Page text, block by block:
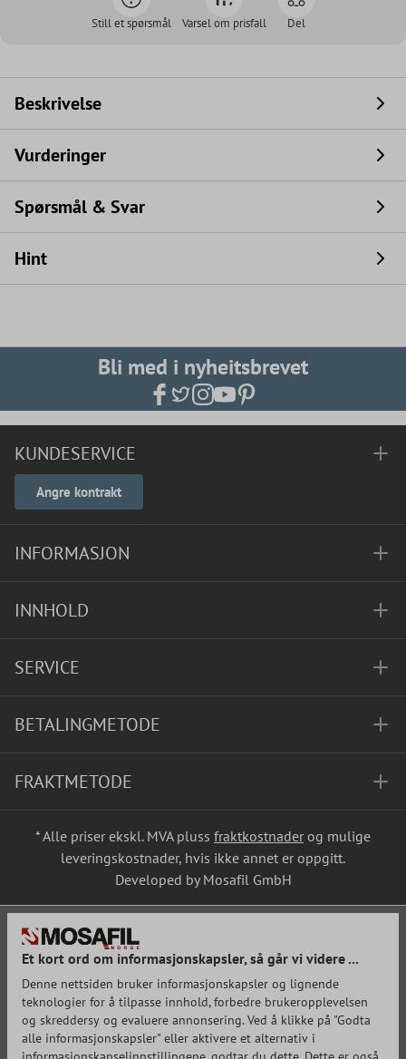
Still et spørsmål Varsel om prisfall Del
Beskrivelse
Vurderinger
Spørsmål & Svar
Hint
Bli med i nyheitsbrevet
KUNDESERVICE
Angre kontrakt
INFORMASJON
INNHOLD
SERVICE
BETALINGMETODE
FRAKTMETODE
* Alle priser ekskl. MVA pluss fraktkostnader og mulige
leveringskostnader, hvis ikke annet er oppgitt.
Developed by Mosafil GmbH
Et kort ord om informasjonskapsler, så går vi videre ...
Denne nettsiden bruker informasjonskapsler og lignende
teknologier for å tilpasse innhold, forbedre brukeropplevelsen
og skreddersy og evaluere annonsering. Ved å klikke på "Godta
alle informasjonskapsler" eller aktivere et alternativ i